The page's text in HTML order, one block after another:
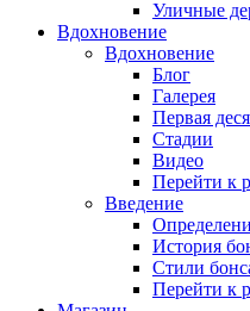
Уличные
Вдохновение
Вдохновение
Блог
Галерея
Первая
Стадии
Видео
Перейти к
Введение
История
Стили
Перейти к